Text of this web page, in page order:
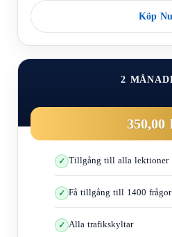
Det ger föraren mer kontroll
Detta system har också
stoppsträckan, särskilt på
Följande symbol tänds på bilens
Köp Nu
2
Tillgång till alla lektioner
Få tillgång till 1400 frågor
Alla trafikskyltar